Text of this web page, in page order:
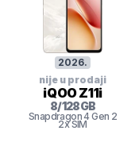
2026.
nije u prodaji
iQOO Z11i
8/128GB
Snapdragon 4 Gen 2
2x SIM